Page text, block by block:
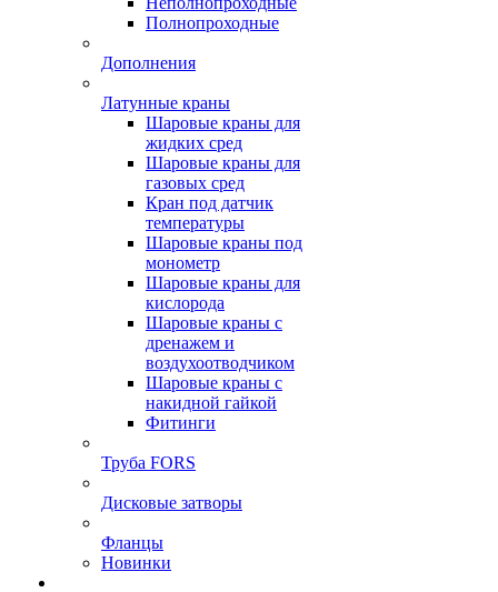
Полнопроходные
Дополнения
Латунные краны
Шаровые краны для
жидких сред
Шаровые краны для
газовых сред
Кран под датчик
температуры
Шаровые краны под
монометр
Шаровые краны для
кислорода
Шаровые краны с
дренажем и
воздухоотводчиком
Шаровые краны с
накидной гайкой
Фитинги
Труба FORS
Дисковые затворы
Фланцы
Новинки